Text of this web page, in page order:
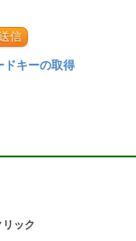
信
ドキーの取得
ック